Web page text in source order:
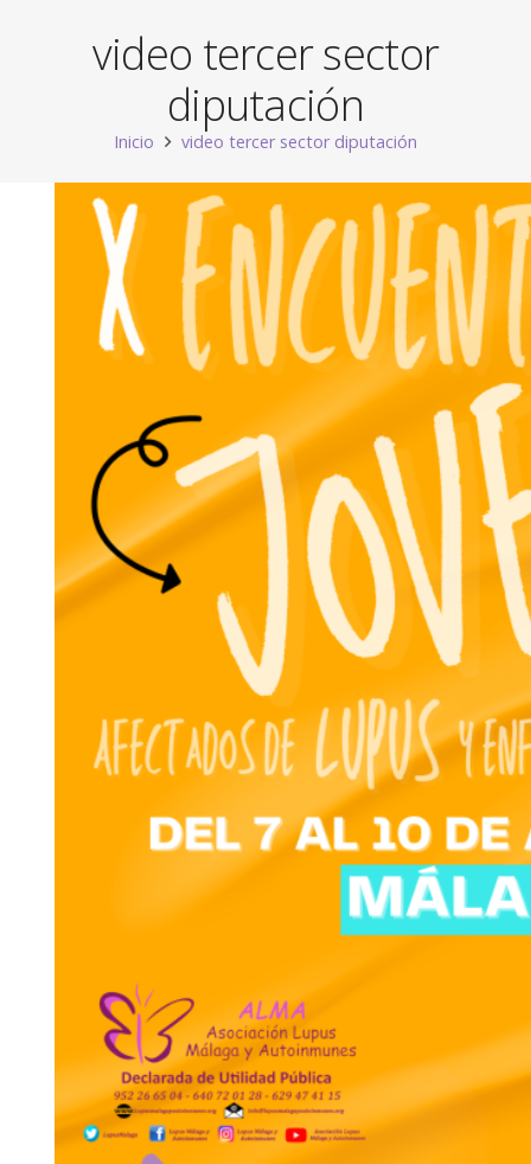
video tercer sector
diputación
Inicio video tercer sector diputación